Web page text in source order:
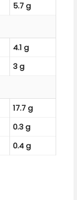
5.7 g
4.1 g
3 g
17.7 g
0.3 g
0.4 g